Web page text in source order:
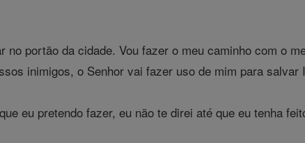
no portão da cidade. Vou fazer o meu caminho com o
inimigos, o Senhor vai fazer uso de mim para salvar
eu pretendo fazer, eu não te direi até que eu tenha